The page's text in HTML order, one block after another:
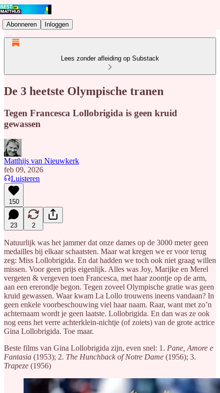
Abonneren Inloggen
Lees zonder afleiding op Substack
De 3 heetste Olympische tranen
Tegen Francesca Lollobrigida is geen kruid
gewassen
Matthijs van Nieuwkerk
feb 09, 2026
Luisteren
150
23 2
Natuurlijk was het jammer dat onze dames op de 3000 meter geen
medailles bij elkaar schaatsten. Maar wat kregen we er voor terug
zeg: Miss Lollobrigida. En dat hadden we toch ook niet graag willen
missen. Voor geen prijs eigenlijk. Alles was Joy, Marijke en Merel
vergeten & vergeven toen Francesca, met haar zoontje op de arm,
aan een ererondje begon. Tegen zoveel Olympische gratie was geen
kruid gewassen. Waar kwam La Lollo trouwens ineens vandaan? In
geen enkele voorbeschouwing viel haar naam. Raar, want met zo’n
achternaam wordt je geen laatste. Lollobrigida. En dan was ze ook
nog eens het verre achterklein-nichtje (of zoiets) van de grote actrice
Gina Lollobrigida. Toe maar.
Beste films van Gina Lollobrigida zijn, even snel: 1. Pane, Amore e
Fantasia (1953); 2. The Hunchback of Notre Dame (1956); 3.
Trapeze (1956)